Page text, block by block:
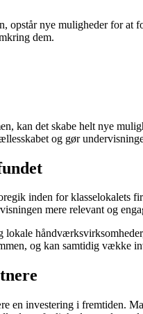
opstår nye muligheder for
dem.
kan det skabe helt nye
og gør
inden for klasselokalets
mere relevant og
lokale
og kan samtidig vække
en investering i fremtiden.